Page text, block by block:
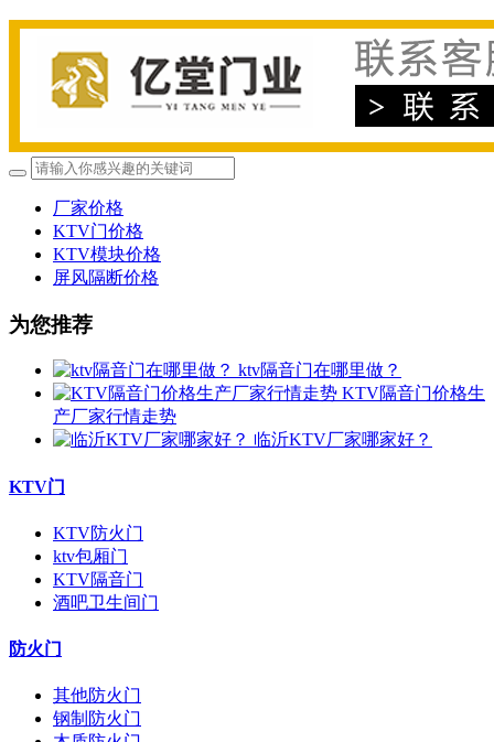
厂家价格
KTV门价格
KTV模块价格
屏风隔断价格
为您推荐
ktv隔音门在哪里做？
KTV隔音门价格生
产厂家行情走势
临沂KTV厂家哪家好？
KTV门
KTV防火门
ktv包厢门
KTV隔音门
酒吧卫生间门
防火门
其他防火门
钢制防火门